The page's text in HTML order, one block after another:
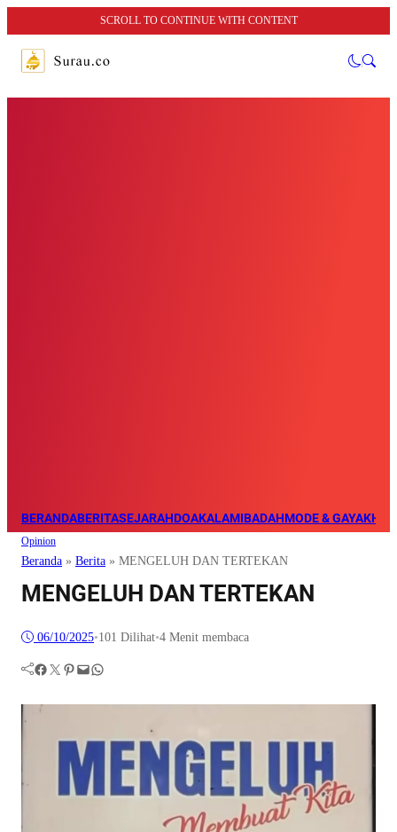
SCROLL TO CONTINUE WITH CONTENT
BERANDABERITASEJARAHDOAKALAMIBADAHMODE & GAYA
Opinion
Beranda » Berita » MENGELUH DAN TERTEKAN
MENGELUH DAN TERTEKAN
06/10/2025•101 Dilihat•4 Menit membaca
Facebook Twitter Pinterest Mail WhatsApp